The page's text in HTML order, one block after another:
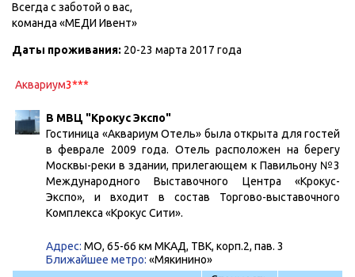
Всегда с заботой о вас,
команда «МЕДИ Ивент»
Даты проживания: 20-23 марта 2017 года
Аквариум3***
В МВЦ "Крокус Экспо"
Гостиница «Аквариум Отель» была открыта для гостей
в феврале 2009 года. Отель расположен на берегу
Москвы-реки в здании, прилегающем к Павильону №3
Международного Выставочного Центра «Крокус-
Экспо», и входит в состав Торгово-выставочного
Комплекса «Крокус Сити».
Адрес: МО, 65-66 км МКАД, ТВК, корп.2, пав. 3
Ближайшее метро: «Мякинино»